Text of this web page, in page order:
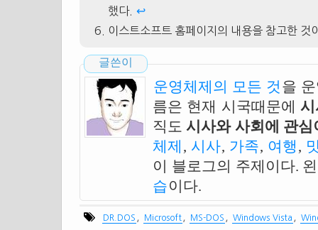
했다. ↩
이스트소프트 홈페이지의 내용을 참고한 것
글쓴이
운영체제의 모든 것 을
름은 현재 시국때문에
직도 시사와 사회에 관
체제 , 시사, 가족, 여행 ,
이 블로그의 주제이다.
습이다.
DR.DOS Microsoft MS-DOS Windows Vista